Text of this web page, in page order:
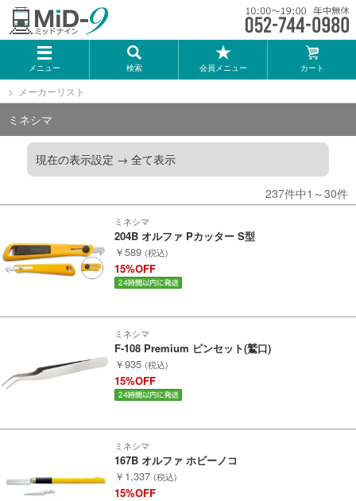
メニュー 検索 会員メニュー カート
メーカー一覧
TOMIX
KATO
GREENMAX
トミーテック
マイクロエース
Bトレインショーティー
タカラトミー（プラレール）
ポポンデッタ
メーカーリスト
ミネシマ
現在の表示設定 → 全て表示
237件中1～30件
ミネシマ
204B オルファ Pカッター S型
￥589 (税込)
15%OFF
ミネシマ
F-108 Premium ピンセット(鷲口)
￥935 (税込)
15%OFF
ミネシマ
167B オルファ ホビーノコ
￥1,337 (税込)
15%OFF